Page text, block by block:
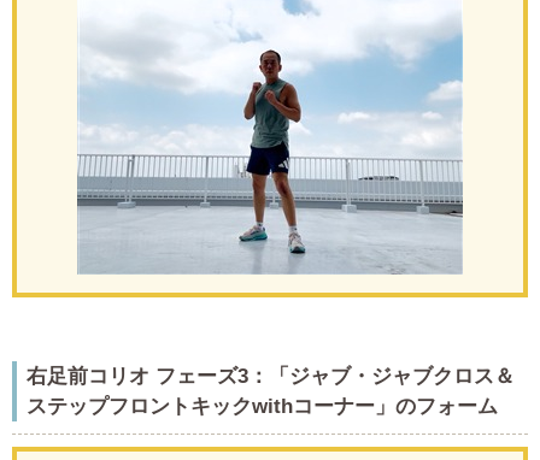
右足前コリオ フェーズ3：「ジャブ・ジャブクロス＆
ステップフロントキックwithコーナー」のフォーム